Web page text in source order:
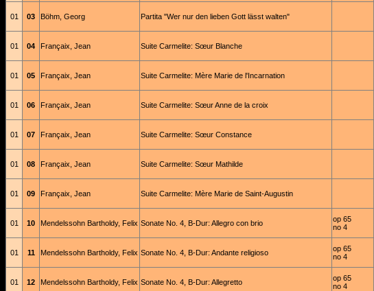
01 03 Böhm, Georg Partita "Wer nur den lieben Gott lässt walten"
01 04 Françaix, Jean Suite Carmelite: Sœur Blanche
01 05 Françaix, Jean Suite Carmelite: Mère Marie de l'Incarnation
01 06 Françaix, Jean Suite Carmelite: Sœur Anne de la croix
01 07 Françaix, Jean Suite Carmelite: Sœur Constance
01 08 Françaix, Jean Suite Carmelite: Sœur Mathilde
01 09 Françaix, Jean Suite Carmelite: Mère Marie de Saint-Augustin
01 10 Mendelssohn Bartholdy, Felix Sonate No. 4, B-Dur: Allegro con brio
op 65
no 4
01 11 Mendelssohn Bartholdy, Felix Sonate No. 4, B-Dur: Andante religioso
op 65
no 4
01 12 Mendelssohn Bartholdy, Felix Sonate No. 4, B-Dur: Allegretto
op 65
no 4